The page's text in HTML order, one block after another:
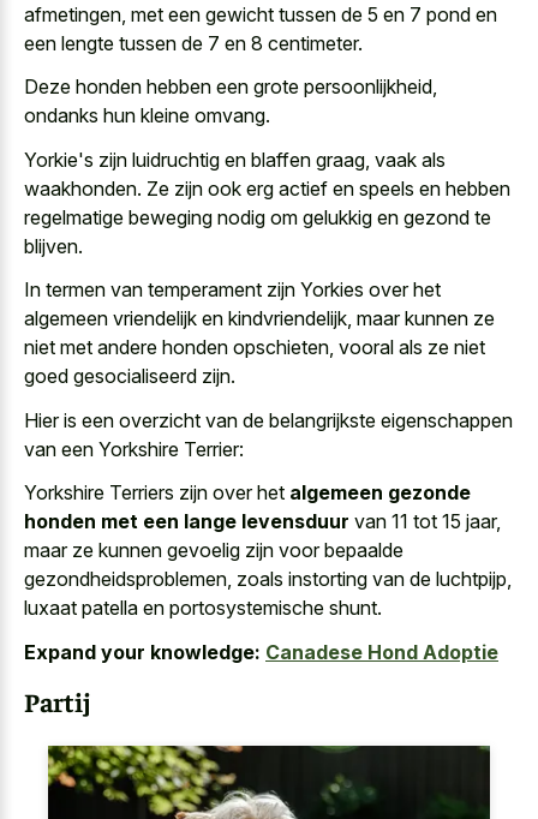
afmetingen, met een gewicht tussen de 5 en 7 pond en
een lengte tussen de 7 en 8 centimeter.
Deze honden hebben een grote persoonlijkheid,
ondanks hun kleine omvang.
Yorkie's zijn luidruchtig en blaffen graag, vaak als
waakhonden. Ze zijn ook erg actief en speels en hebben
regelmatige beweging nodig om gelukkig en gezond te
blijven.
In termen van temperament zijn Yorkies over het
algemeen vriendelijk en kindvriendelijk, maar kunnen ze
niet met andere honden opschieten, vooral als ze niet
goed gesocialiseerd zijn.
Hier is een overzicht van de belangrijkste eigenschappen
van een Yorkshire Terrier:
Yorkshire Terriers zijn over het algemeen gezonde
honden met een lange levensduur van 11 tot 15 jaar,
maar ze kunnen gevoelig zijn voor bepaalde
gezondheidsproblemen, zoals instorting van de luchtpijp,
luxaat patella en portosystemische shunt.
Expand your knowledge: Canadese Hond Adoptie
Partij